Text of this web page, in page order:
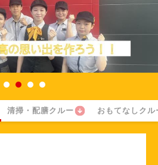
清掃・配膳クルー おもてなしクル